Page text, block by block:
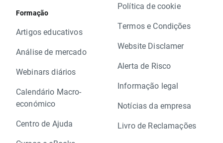
Formação
Artigos educativos
Análise de mercado
Webinars diários
Calendário Macro-
económico
Centro de Ajuda
Política de cookie
Termos e Condições
Website Disclamer
Alerta de Risco
Informação legal
Notícias da empresa
Livro de Reclamações